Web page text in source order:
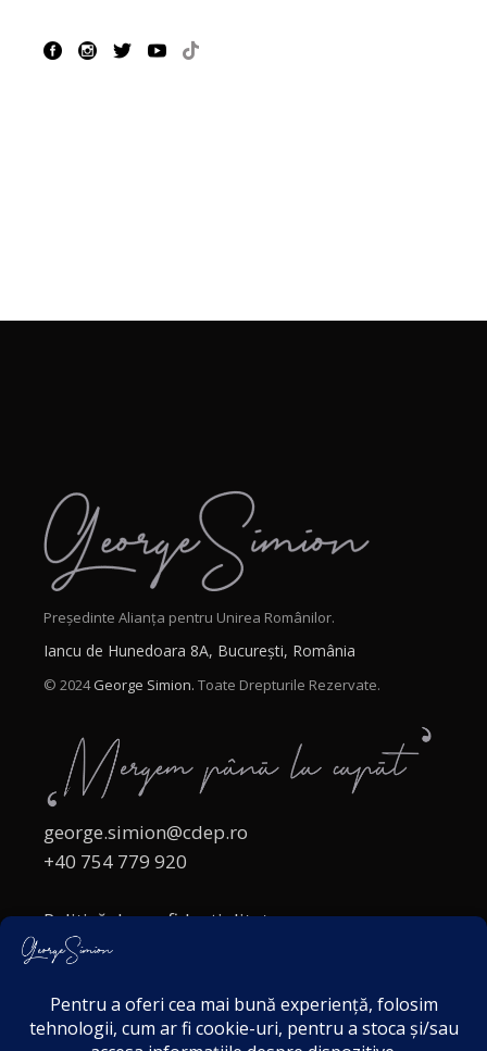
Președinte Alianța pentru Unirea Românilor.
Iancu de Hunedoara 8A, București, România
© 2024George Simion. Toate Drepturile Rezervate.
george.simion@cdep.ro
+40 754 779 920
Politică de confidențialitate
Politica cookies
Acordul de markting
Disclaimer